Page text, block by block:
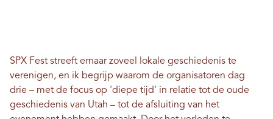
SPX Fest streeft ernaar zoveel lokale geschiedenis te
verenigen, en ik begrijp waarom de organisatoren dag
drie – met de focus op 'diepe tijd' in relatie tot de oude
geschiedenis van Utah – tot de afsluiting van het